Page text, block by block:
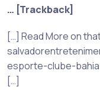
… [Trackback]
[…] Read More on
esporte-clube-
[…]